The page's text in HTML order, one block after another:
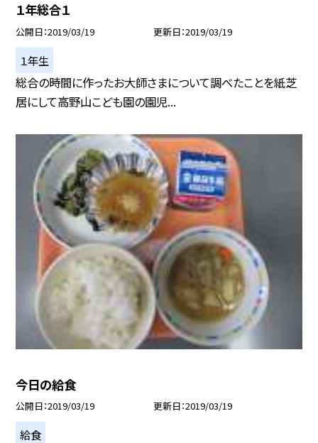
１年総合１
公開日 2019/03/19 更新日 2019/03/19
１年生
総合の時間に作ったお大師さまについて調べたことを紙芝
居にして高野山こども園の園児...
今日の給食
公開日 2019/03/19 更新日 2019/03/19
給食